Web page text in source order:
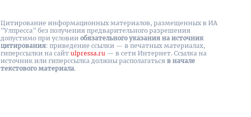
Цитирование информационных материалов, размещенных в ИА
"Улпресса" без получения предварительного разрешения
допустимо при условии обязательного указания на источник
цитирования: приведение ссылки — в печатных материалах,
гиперссылки на cайт ulpressa.ru — в сети Интернет. Ссылка на
источник или гиперссылка должны располагаться в начале
текстового материала.